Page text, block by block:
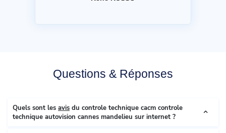
Questions & Réponses
Quels sont les avis du controle technique cacm controle
technique autovision cannes mandelieu sur internet ?